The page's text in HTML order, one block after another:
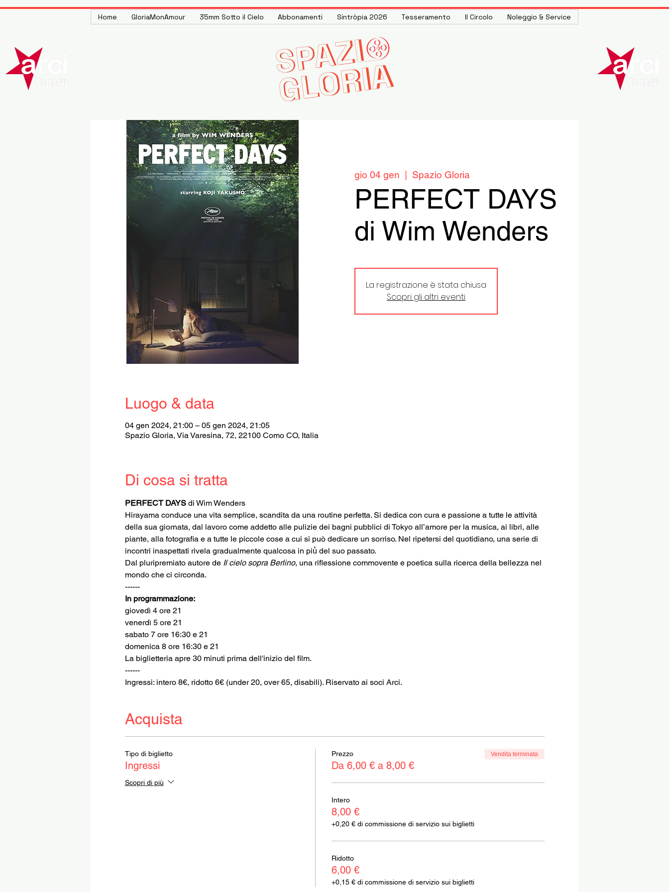
Home GloriaMonAmour 35mm Sotto il Cielo Abbonamenti Sintròpia 2026 Tesseramento Il Circolo Noleggio & Service
gio 04 gen Spazio Gloria
PERFECT DAYS
di Wim Wenders
La registrazione è stata chiusa
Scopri gli altri eventi
Luogo & data
04 gen 2024, 21:00 – 05 gen 2024, 21:05
Spazio Gloria, Via Varesina, 72, 22100 Como CO, Italia
Di cosa si tratta
PERFECT DAYS di Wim Wenders
Hirayama conduce una vita semplice, scandita da una routine perfetta. Si dedica con cura e passione a tutte le attività
della sua giornata, dal lavoro come addetto alle pulizie dei bagni pubblici di Tokyo all’amore per la musica, ai libri, alle
piante, alla fotografia e a tutte le piccole cose a cui si può dedicare un sorriso. Nel ripetersi del quotidiano, una serie di
incontri inaspettati rivela gradualmente qualcosa in più̀ del suo passato.
Dal pluripremiato autore de Il cielo sopra Berlino, una riflessione commovente e poetica sulla ricerca della bellezza nel
mondo che ci circonda.
------
In programmazione:
giovedì 4 ore 21
venerdì 5 ore 21
sabato 7 ore 16:30 e 21
domenica 8 ore 16:30 e 21
La biglietteria apre 30 minuti prima dell'inizio del film.
------
Ingressi: intero 8€, ridotto 6€ (under 20, over 65, disabili). Riservato ai soci Arci.
Acquista
Tipo di biglietto
Ingressi
Scopri di più
Prezzo
Da 6,00 € a 8,00 €
Vendita terminata
Intero
8,00 €
+0,20 € di commissione di servizio sui biglietti
Ridotto
6,00 €
+0,15 € di commissione di servizio sui biglietti